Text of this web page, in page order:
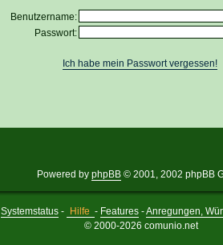
Benutzername:
Passwort:
Ich habe mein Passwort vergessen!
Powered by phpBB © 2001, 2002 phpBB
Systemstatus- Hilfe - Features -Anregungen,
© 2000-2026 comunio.net